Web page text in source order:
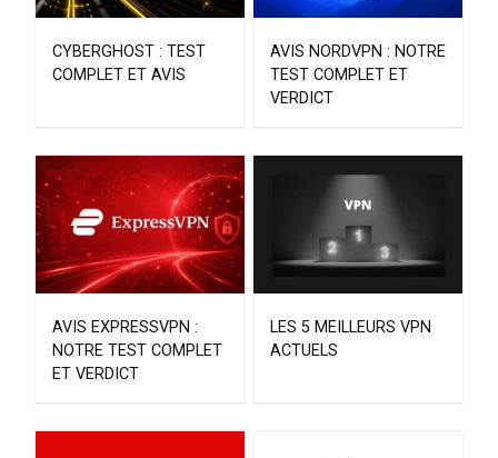
CYBERGHOST : TEST
COMPLET ET AVIS
AVIS NORDVPN : NOTRE
TEST COMPLET ET
VERDICT
AVIS EXPRESSVPN :
NOTRE TEST COMPLET
ET VERDICT
LES 5 MEILLEURS VPN
ACTUELS